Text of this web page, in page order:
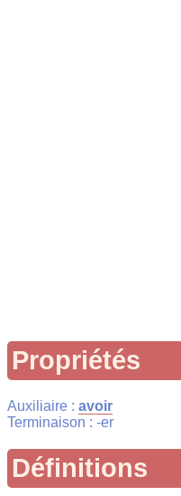
Propriétés
Auxiliaire : avoir
Terminaison : -er
Définitions